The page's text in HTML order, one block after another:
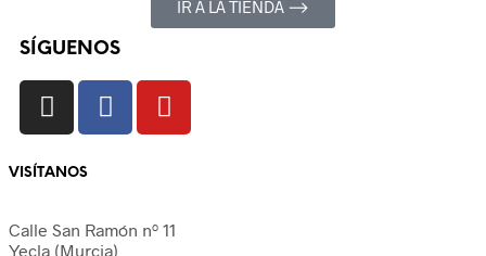
IR A LA TIENDA ⟶
SÍGUENOS
VISÍTANOS
Calle San Ramón nº 11
Yecla (Murcia)